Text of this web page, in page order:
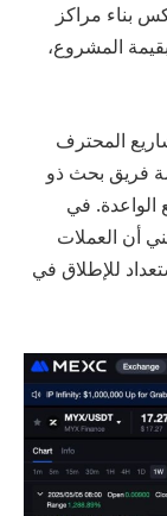
بناء مراكز
المشروع،
المحترف
فريق بحث ذو
في
أن العملات
للإطلاق في